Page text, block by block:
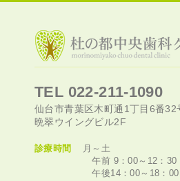
TEL 022-211-1090
仙台市青葉区木町通1丁目6番32
晩翠ウイングビル2F
診療時間
月～土
午前 9：00～12：30
午後14：00～18：00